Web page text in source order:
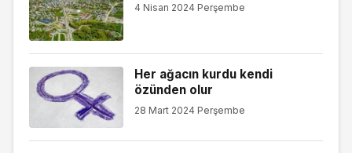
4 Nisan 2024 Perşembe
Her ağacın kurdu kendi
özünden olur
28 Mart 2024 Perşembe